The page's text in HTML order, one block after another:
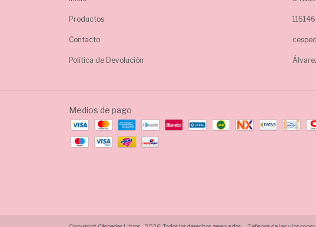
Productos
Contacto
Política de Devolución
Medios de pago